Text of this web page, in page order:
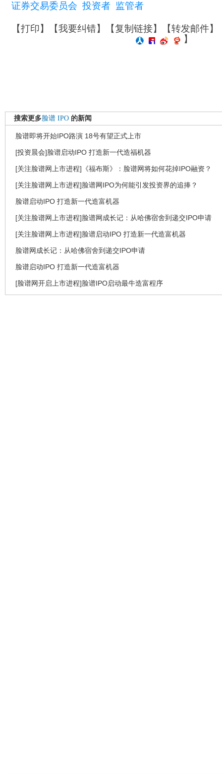
证券交易委员会 投资者 监管者
【打印】【我要纠错】【复制链接】【转发邮件】
】
搜索更多脸谱 IPO 的新闻
脸谱即将开始IPO路演 18号有望正式上市
[投资晨会]脸谱启动IPO 打造新一代造福机器
[关注脸谱网上市进程]《福布斯》：脸谱网将如何花掉IPO融资？
[关注脸谱网上市进程]脸谱网IPO为何能引发投资界的追捧？
脸谱启动IPO 打造新一代造富机器
[关注脸谱网上市进程]脸谱网成长记：从哈佛宿舍到递交IPO申请
[关注脸谱网上市进程]脸谱启动IPO 打造新一代造富机器
脸谱网成长记：从哈佛宿舍到递交IPO申请
脸谱启动IPO 打造新一代造富机器
[脸谱网开启上市进程]脸谱IPO启动最牛造富程序